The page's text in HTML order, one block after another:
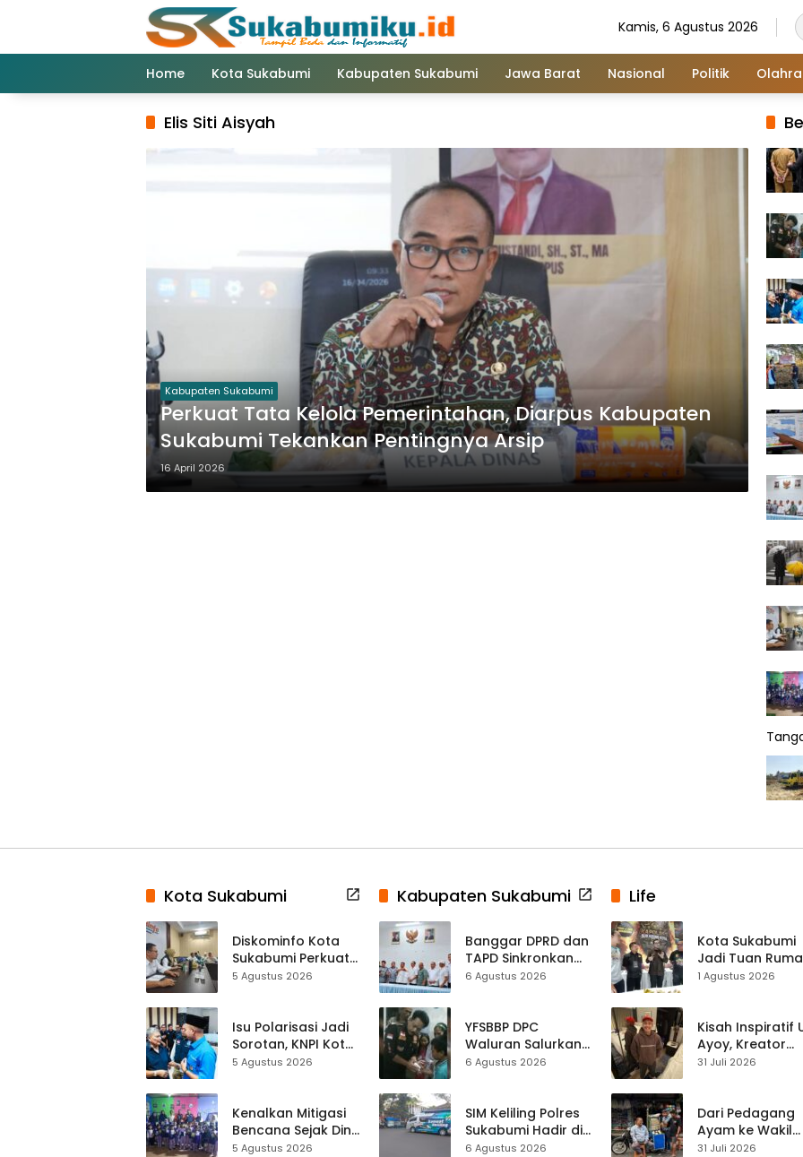
Kamis, 6 Agustus 2026
Home Kota Sukabumi Kabupaten Sukabumi Jawa Barat Nasional Politik
Elis Siti Aisyah
Kabupaten Sukabumi
Perkuat Tata Kelola Pemerintahan, Diarpus Kabupaten
Sukabumi Tekankan Pentingnya Arsip
16 April 2026
Kota Sukabumi
Diskominfo Kota
Sukabumi Perkuat
Satu Data
Kewilayahan
Dikebut
5 Agustus 2026
Isu Polarisasi Jadi
Sorotan, KNPI Kota
Sukabumi Ajak
5 Agustus 2026
Kenalkan Mitigasi
Bencana Sejak Dini,
Anak-anak KB
5 Agustus 2026
Kabupaten Sukabumi
Banggar DPRD dan
TAPD Sinkronkan
Anggaran
Pendapatan
Dibahas
6 Agustus 2026
YFSBBP DPC
Waluran Salurkan
Bantuan Sosial
Air Panas
6 Agustus 2026
SIM Keliling Polres
Sukabumi Hadir di
Kalapa Nunggal,
6 Agustus 2026
Life
Kota Sukabumi
Jadi Tuan
Kontes Batu Akik
1 Agustus 2026
Kisah Inspiratif
Ayoy, Kreator
TikTok Asal
Live Streaming
31 Juli 2026
Dari Pedagang
Ayam ke Wakil
Ketua DPRD, H.
31 Juli 2026